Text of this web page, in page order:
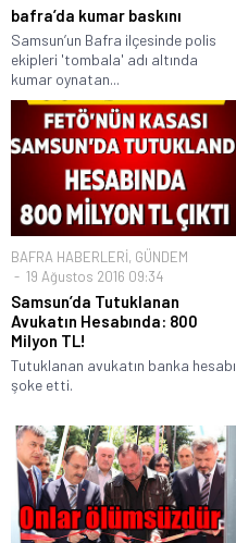
bafra’da kumar baskını
Samsun’un Bafra ilçesinde polis
ekipleri 'tombala' adı altında
kumar oynatan...
BAFRA HABERLERİ, GÜNDEM
19 Ağustos 2016 09:34
Samsun’da Tutuklanan
Avukatın Hesabında: 800
Milyon TL!
Tutuklanan avukatın banka hesabı
şoke etti.